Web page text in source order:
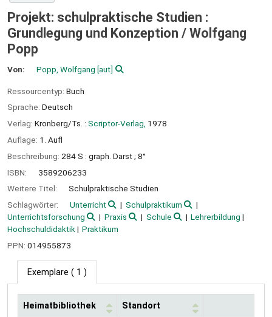
Projekt: schulpraktische Studien :
Grundlegung und Konzeption / Wolfgang
Popp
Von: Popp, Wolfgang [aut]
Ressourcentyp: Buch
Sprache: Deutsch
Verlag: Kronberg/Ts. : Scriptor-Verlag, 1978
Auflage: 1. Aufl
Beschreibung: 284 S : graph. Darst ; 8°
ISBN:
3589206233
Weitere Titel:
Schulpraktische Studien
Schlagwörter:
Unterricht
Schulpraktikum
Unterrichtsforschung
Praxis Schule
Lehrerbildung
Hochschuldidaktik
Praktikum
PPN: 014955873
Exemplare ( 1 )
Heimatbibliothek Standort